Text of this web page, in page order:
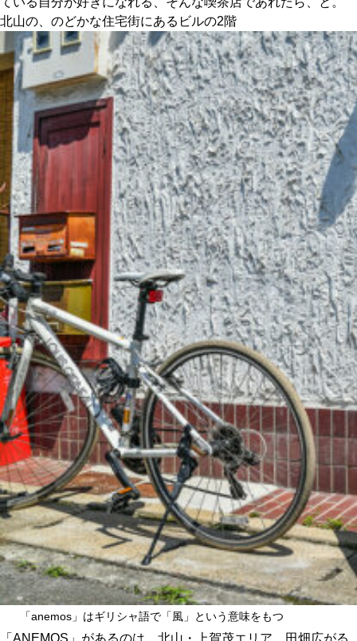
紹介します。
おすすめのイベント
北山の、のどかな住宅街にあるビルの2階
「anemos」はギリシャ語で「風」という意味をもつ